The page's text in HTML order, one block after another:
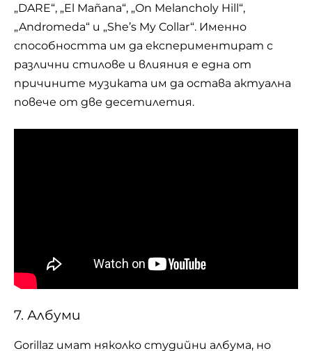
„DARE“, „El Mañana“, „On Melancholy Hill“,
„Andromeda“ и „She’s My Collar“. Именно
способността им да експериментират с
различни стилове и влияния е една от
причините музиката им да остава актуална
повече от две десетилетия.
7. Албуми
Gorillaz имат няколко студийни албума, но